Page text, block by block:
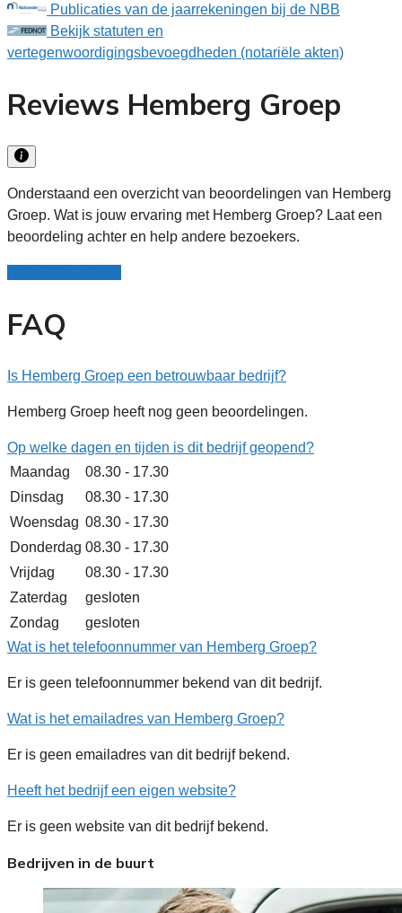
Publicaties van de jaarrekeningen bij de NBB
Bekijk statuten en
vertegenwoordigingsbevoegdheden (notariële akten)
Reviews Hemberg Groep
Onderstaand een overzicht van beoordelingen van Hemberg
Groep. Wat is jouw ervaring met Hemberg Groep? Laat een
beoordeling achter en help andere bezoekers.
FAQ
Is Hemberg Groep een betrouwbaar bedrijf?
Hemberg Groep heeft nog geen beoordelingen.
Op welke dagen en tijden is dit bedrijf geopend?
Maandag
08.30 - 17.30
Dinsdag
08.30 - 17.30
Woensdag 08.30 - 17.30
Donderdag 08.30 - 17.30
Vrijdag
08.30 - 17.30
Zaterdag
gesloten
Zondag
gesloten
Wat is het telefoonnummer van Hemberg Groep?
Er is geen telefoonnummer bekend van dit bedrijf.
Wat is het emailadres van Hemberg Groep?
Er is geen emailadres van dit bedrijf bekend.
Heeft het bedrijf een eigen website?
Er is geen website van dit bedrijf bekend.
Bedrijven in de buurt